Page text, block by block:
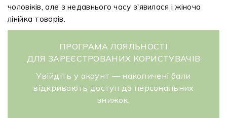
чоловіків, але з недавнього часу з'явилася і жіноча
лінійка товарів.
ПРОГРАМА ЛОЯЛЬНОСТІ
ДЛЯ ЗАРЕЄСТРОВАНИХ КОРИСТУВАЧІВ
Увійдіть у акаунт — накопичені бали
відкривають доступ до персональних
знижок.